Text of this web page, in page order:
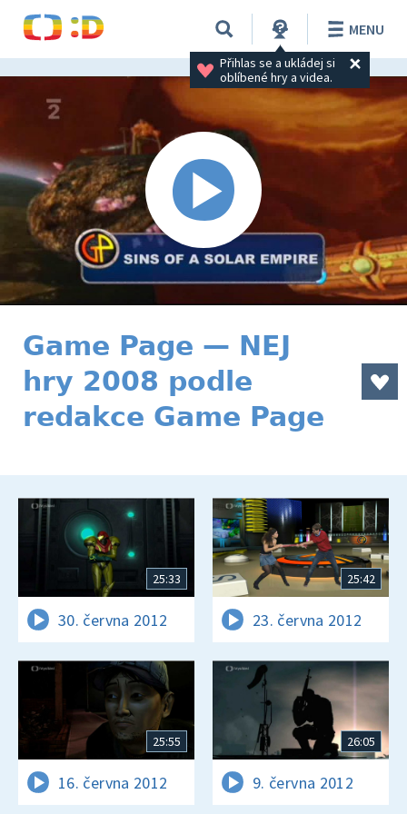
Přihlas se a ukládej si
oblíbené hry a videa.
MENU
Game Page — NEJ
hry 2008 podle
redakce Game Page
25:33
30. června 2012
25:42
23. června 2012
25:55
16. června 2012
26:05
9. června 2012